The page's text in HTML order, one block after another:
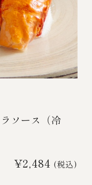
ソース（冷
¥2,484 (税込)